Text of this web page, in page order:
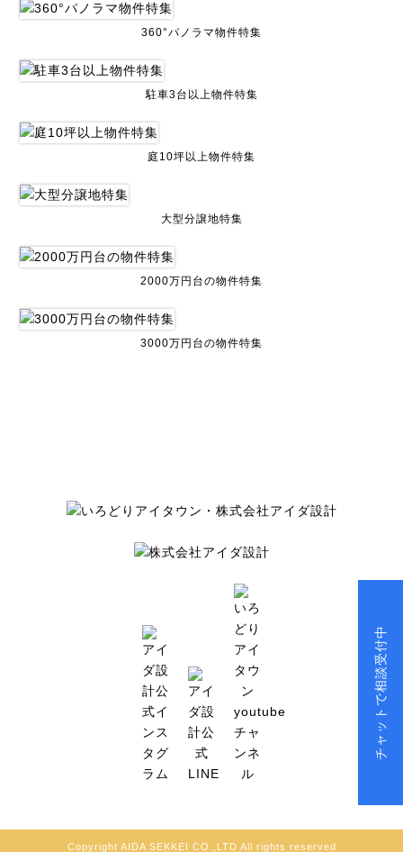
360°パノラマ物件特集
駐車3台以上物件特集
庭10坪以上物件特集
大型分譲地特集
2000万円台の物件特集
3000万円台の物件特集
Copyright AIDA SEKKEI CO.,LTD All rights reserved
チャットで相談受付中